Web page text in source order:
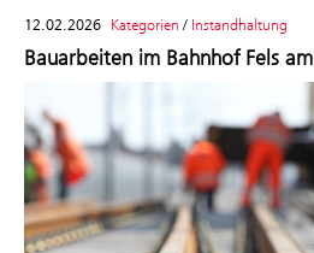
12.02.2026 Kategorien / Instandhaltung
Bauarbeiten im Bahnhof Fels